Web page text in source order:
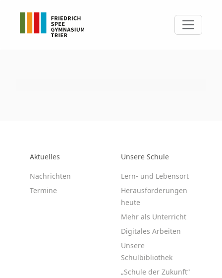
Aktuelles
Nachrichten
Termine
Unsere Schule
Lern- und Lebensort
Herausforderungen
heute
Mehr als Unterricht
Digitales Arbeiten
Unsere
Schulbibliothek
„Schule der Zukunft“